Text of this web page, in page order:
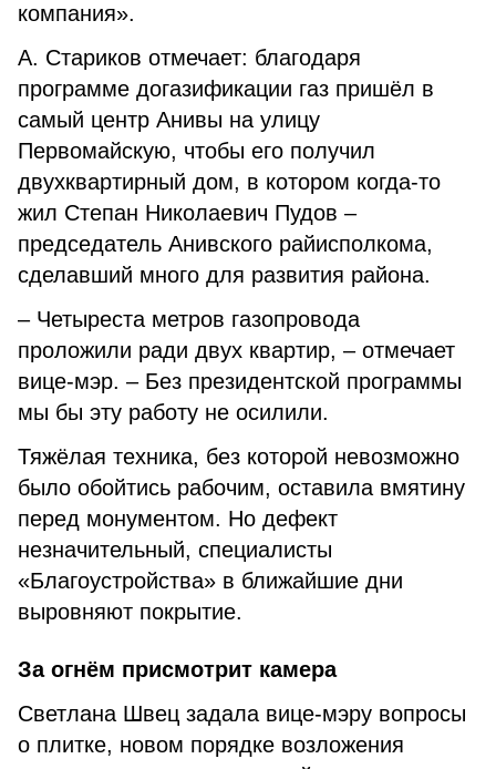
компания».
А. Стариков отмечает: благодаря
программе догазификации газ пришёл в
самый центр Анивы на улицу
Первомайскую, чтобы его получил
двухквартирный дом, в котором когда-то
жил Степан Николаевич Пудов –
председатель Анивского райисполкома,
сделавший много для развития района.
– Четыреста метров газопровода
проложили ради двух квартир, – отмечает
вице-мэр. – Без президентской программы
мы бы эту работу не осилили.
Тяжёлая техника, без которой невозможно
было обойтись рабочим, оставила вмятину
перед монументом. Но дефект
незначительный, специ­алисты
«Благоустройства» в ближайшие дни
выровняют покрытие.
За огнём присмотрит камера
Светлана Швец задала вице-мэру вопросы
о плитке, новом порядке возложения